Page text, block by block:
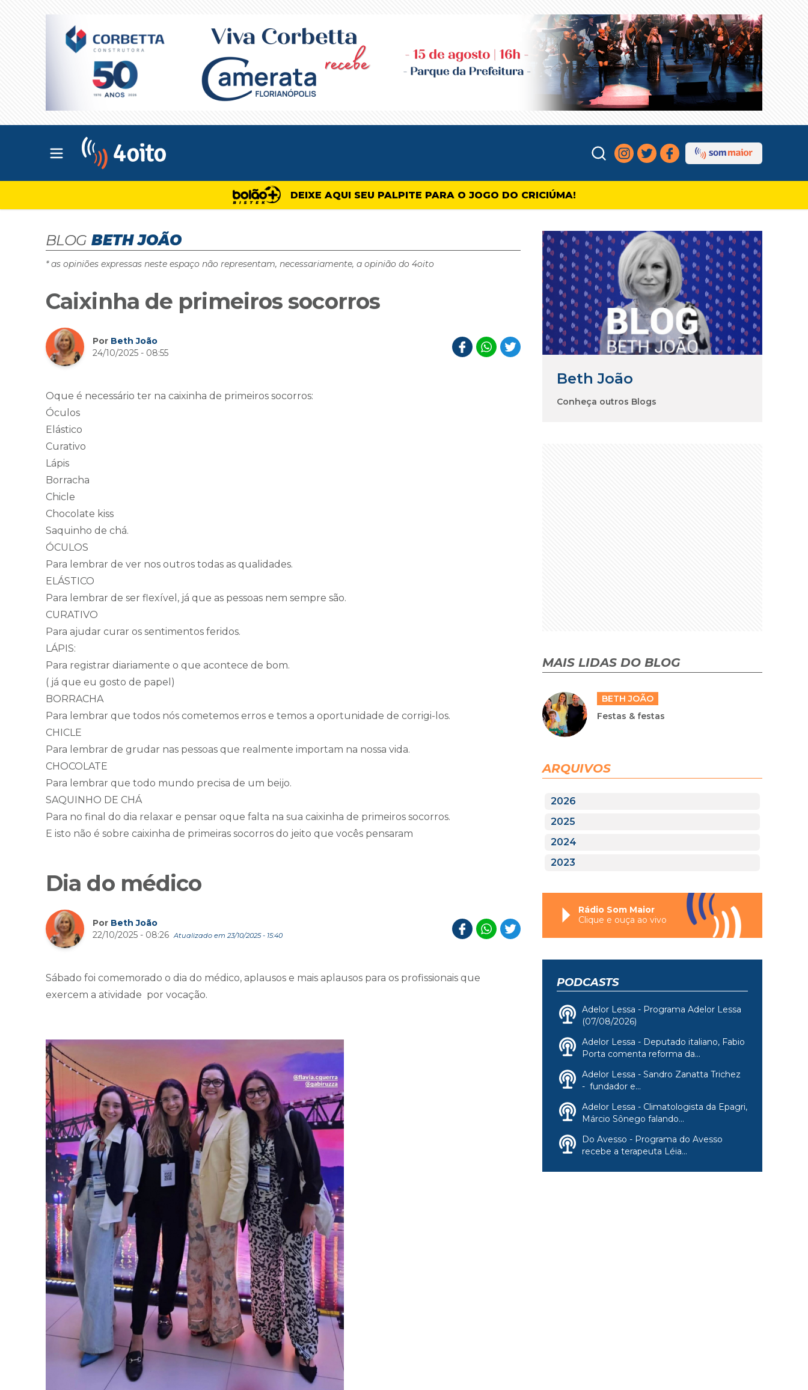
Abrir menu principal
DEIXE AQUI SEU PALPITE PARA O JOGO DO CRICIÚMA!
BLOG BETH JOÃO
* as opiniões expressas neste espaço não representam, necessariamente, a opinião do 4oito
Caixinha de primeiros socorros
Por Beth João
24/10/2025 - 08:55
Oque é necessário ter na caixinha de primeiros socorros:
Óculos
Elástico
Curativo
Lápis
Borracha
Chicle
Chocolate kiss
Saquinho de chá.
ÓCULOS
Para lembrar de ver nos outros todas as qualidades.
ELÁSTICO
Para lembrar de ser flexível, já que as pessoas nem sempre são.
CURATIVO
Para ajudar curar os sentimentos feridos.
LÁPIS:
Para registrar diariamente o que acontece de bom.
( já que eu gosto de papel)
BORRACHA
Para lembrar que todos nós cometemos erros e temos a oportunidade de corrigi-los.
CHICLE
Para lembrar de grudar nas pessoas que realmente importam na nossa vida.
CHOCOLATE
Para lembrar que todo mundo precisa de um beijo.
SAQUINHO DE CHÁ
Para no final do dia relaxar e pensar oque falta na sua caixinha de primeiros socorros.
E isto não é sobre caixinha de primeiras socorros do jeito que vocês pensaram
Dia do médico
Por Beth João
22/10/2025 - 08:26 Atualizado em 23/10/2025 - 15:40
Sábado foi comemorado o dia do médico, aplausos e mais aplausos para os profissionais que
exercem a atividade por vocação.
Beth João
Conheça outros Blogs
MAIS LIDAS DO BLOG
BETH JOÃO
Festas & festas
ARQUIVOS
2026
2025
2024
2023
Rádio Som Maior
Clique e ouça ao vivo
PODCASTS
Adelor Lessa - Programa Adelor Lessa
(07/08/2026)
Adelor Lessa - Deputado italiano, Fabio
Porta comenta reforma da...
Adelor Lessa - Sandro Zanatta Trichez
- fundador e...
Adelor Lessa - Climatologista da Epagri,
Márcio Sônego falando...
Do Avesso - Programa do Avesso
recebe a terapeuta Léia...